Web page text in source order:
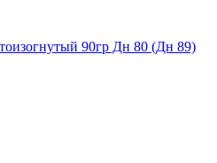
90гр Дн 80 (Дн 89)